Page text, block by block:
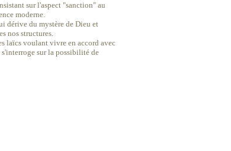
sur l'aspect "sanction" au
moderne.
dérive du mystère de Dieu et
nos structures.
laïcs voulant vivre en accord avec
sur la possibilité de